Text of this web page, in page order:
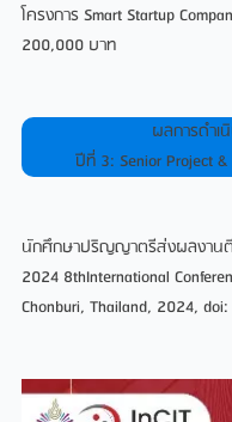
โครงการ Smart Startup
200,000 บาท
ผลการดํา
ปีที่ 3: Senior Project &
นักศึกษาปริญญาตรีส่งผลงานตี
2024 8thInternational
Chonburi, Thailand, 2024,